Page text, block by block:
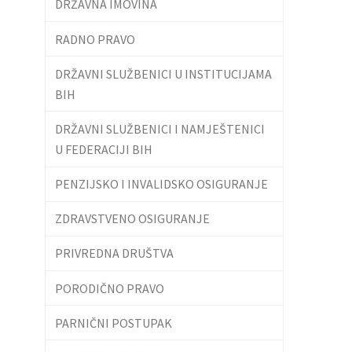
DRŽAVNA IMOVINA
RADNO PRAVO
DRŽAVNI SLUŽBENICI U INSTITUCIJAMA
BIH
DRŽAVNI SLUŽBENICI I NAMJEŠTENICI
U FEDERACIJI BIH
PENZIJSKO I INVALIDSKO OSIGURANJE
ZDRAVSTVENO OSIGURANJE
PRIVREDNA DRUŠTVA
PORODIČNO PRAVO
PARNIČNI POSTUPAK